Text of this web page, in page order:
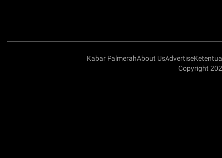
Kabar PalmerahAbout UsAdvertise
Copyright